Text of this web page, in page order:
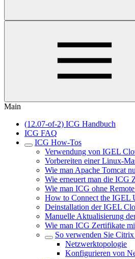
Main
(12.07-of-2) ICG Handbuch
ICG FAQ
ICG How-Tos
Verwendung von IGEL
Vorbereiten einer Linux-
Wie man Apache Tomcat
Wie erneuert man die ICG
Wie man ICG ohne
How to Connect the IGEL
Deinstallation der IGEL
Manuelle Aktualisierung
Wie man ICG Zertifikate
So verwenden Sie
Netzwerktopologie
Konfigurieren von